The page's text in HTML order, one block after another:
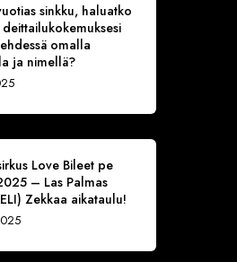
sinkku, haluatko
omalla
ja nimellä?
Love Bileet pe
– Las Palmas
Zekkaa aikataulu!